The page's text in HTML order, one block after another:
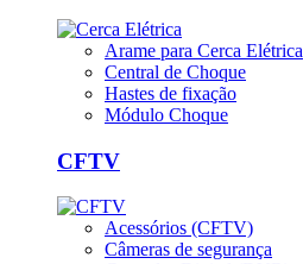
Arame para Cerca Elétrica
Central de Choque
Hastes de fixação
Módulo Choque
CFTV
Acessórios (CFTV)
Câmeras de segurança